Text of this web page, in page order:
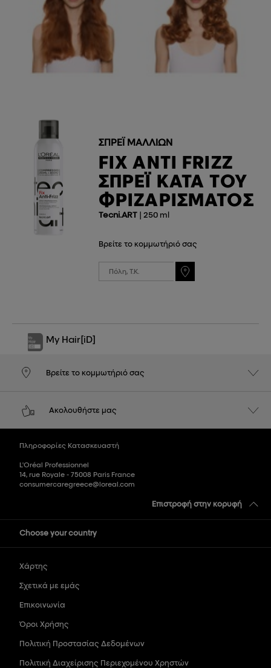
ΣΠΡΈΙ ΜΑΛΛΙΏΝ
FIX ANTI FRIZZ
ΣΠΡΈΙ ΚΑΤΆ ΤΟΥ
ΦΡΙΖΑΡΊΣΜΑΤΟΣ
Tecni.ART| 250 ml
Βρείτε το κομμωτήριό σας
My Hair[iD]
Βρείτε το κομμωτήριό σας
Ακολουθήστε μας
Πληροφορίες Κατασκευαστή
L'Oréal Professionnel
14, rue Royale - 75008 Paris France
consumercaregreece@loreal.com
Επιστροφή στην κορυφή
Choose your country
Χάρτης
Σχετικά με εμάς
Επικοινωνία
Όροι Χρήσης
Πολιτική Προστασίας Δεδομένων
Πολιτική Διαχείρισης Περιεχομένου Χρηστών